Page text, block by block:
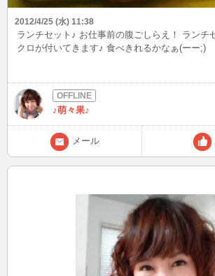
2012/4/25 (水) 11:38
ランチセット♪ お仕事前の腹ごしらえ！ ランチ
クロが付いてきます♪ 食べきれるかなぁ(ーー;)
♪萌々果♪
メール